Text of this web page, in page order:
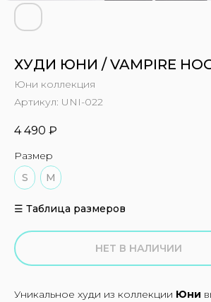
ХУДИ ЮНИ / VAMPIRE
Юни коллекция
Артикул: UNI-022
4 490 ₽
Размер
S
M
☰ Таблица размеров
НЕТ В НАЛИЧИИ
Уникальное худи из коллекции Юни